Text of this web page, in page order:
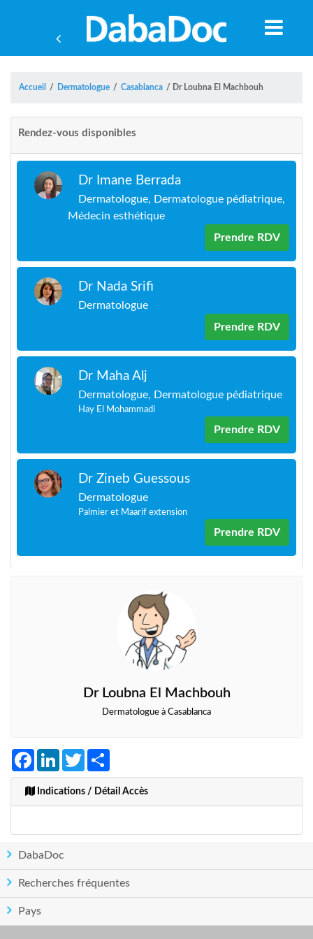
Accueil / Dermatologue / Casablanca / Dr Loubna El Machbouh
Rendez-vous disponibles
Dr Imane Berrada
Dermatologue, Dermatologue pédiatrique,
Médecin esthétique
Prendre RDV
Dr Nada Srifi
Dermatologue
Prendre RDV
Dr Maha Alj
Dermatologue, Dermatologue pédiatrique
Hay El Mohammadi
Prendre RDV
Dr Zineb Guessous
Dermatologue
Palmier et Maarif extension
Prendre RDV
Dr Loubna El Machbouh
Dermatologue à Casablanca
FacebookLinkedInTwitter
Indications / Détail Accès
DabaDoc
Recherches fréquentes
Pays